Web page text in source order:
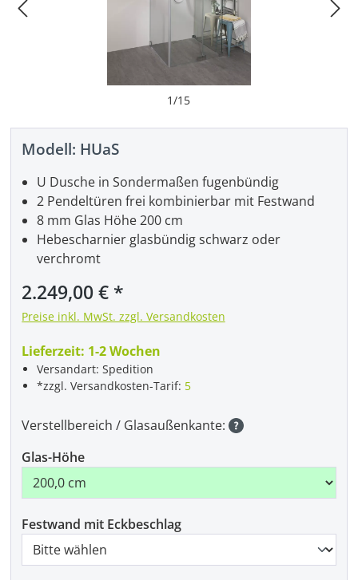
1/15
Modell: HUaS
Regulärer Preis:
2.249,00 €
Preise inkl. MwSt. zzgl. Versandkosten
Lieferzeit: 1-2 Wochen
Versandart: Spedition
*zzgl. Versandkosten-Tarif: 5
U Dusche in Sondermaßen fugenbündig
2 Pendeltüren frei kombinierbar mit Festwand
8 mm Glas Höhe 200 cm
Hebescharnier glasbündig schwarz oder
verchromt
Verstellbereich / Glasaußenkante:
Glas-Höhe
Festwand mit Eckbeschlag